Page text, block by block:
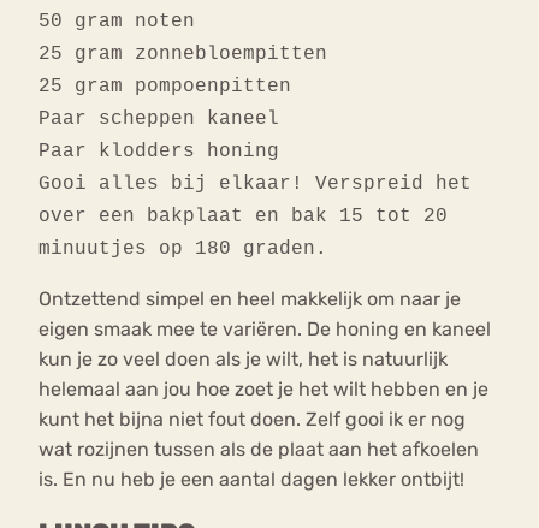
50 gram noten
25 gram zonnebloempitten
25 gram pompoenpitten
Paar scheppen kaneel
Paar klodders honing
Gooi alles bij elkaar! Verspreid het
over een bakplaat en bak 15 tot 20
minuutjes op 180 graden.
Ontzettend simpel en heel makkelijk om naar je
eigen smaak mee te variëren. De honing en kaneel
kun je zo veel doen als je wilt, het is natuurlijk
helemaal aan jou hoe zoet je het wilt hebben en je
kunt het bijna niet fout doen. Zelf gooi ik er nog
wat rozijnen tussen als de plaat aan het afkoelen
is. En nu heb je een aantal dagen lekker ontbijt!